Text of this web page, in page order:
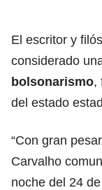
El escritor y
considerado
bolsonarismo,
del estado
“Con gran
Carvalho
noche del 24